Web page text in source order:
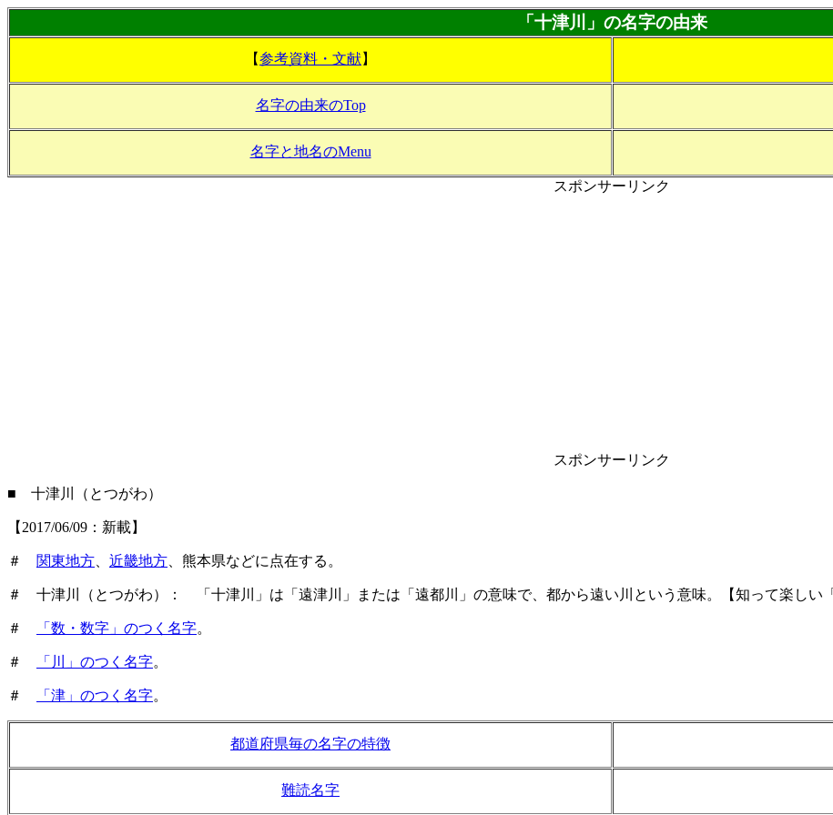
「十津川」の名字の由来
【参考資料・文献】
名字の由来のTop
名字と地名のMenu
スポンサーリンク
スポンサーリンク
■ 十津川（とつがわ）
【2017/06/09：新載】
＃ 関東地方 近畿地方 、熊本県などに点在する。
＃ 十津川（とつがわ）： 「十津川」は「遠津川」または「遠都川」の意味で、都から遠い川という意味。【知って楽しい
＃ 「数・数字」のつく名字。
＃ 「川」のつく名字。
＃ 「津」のつく名字。
都道府県毎の名字の特徴
難読名字